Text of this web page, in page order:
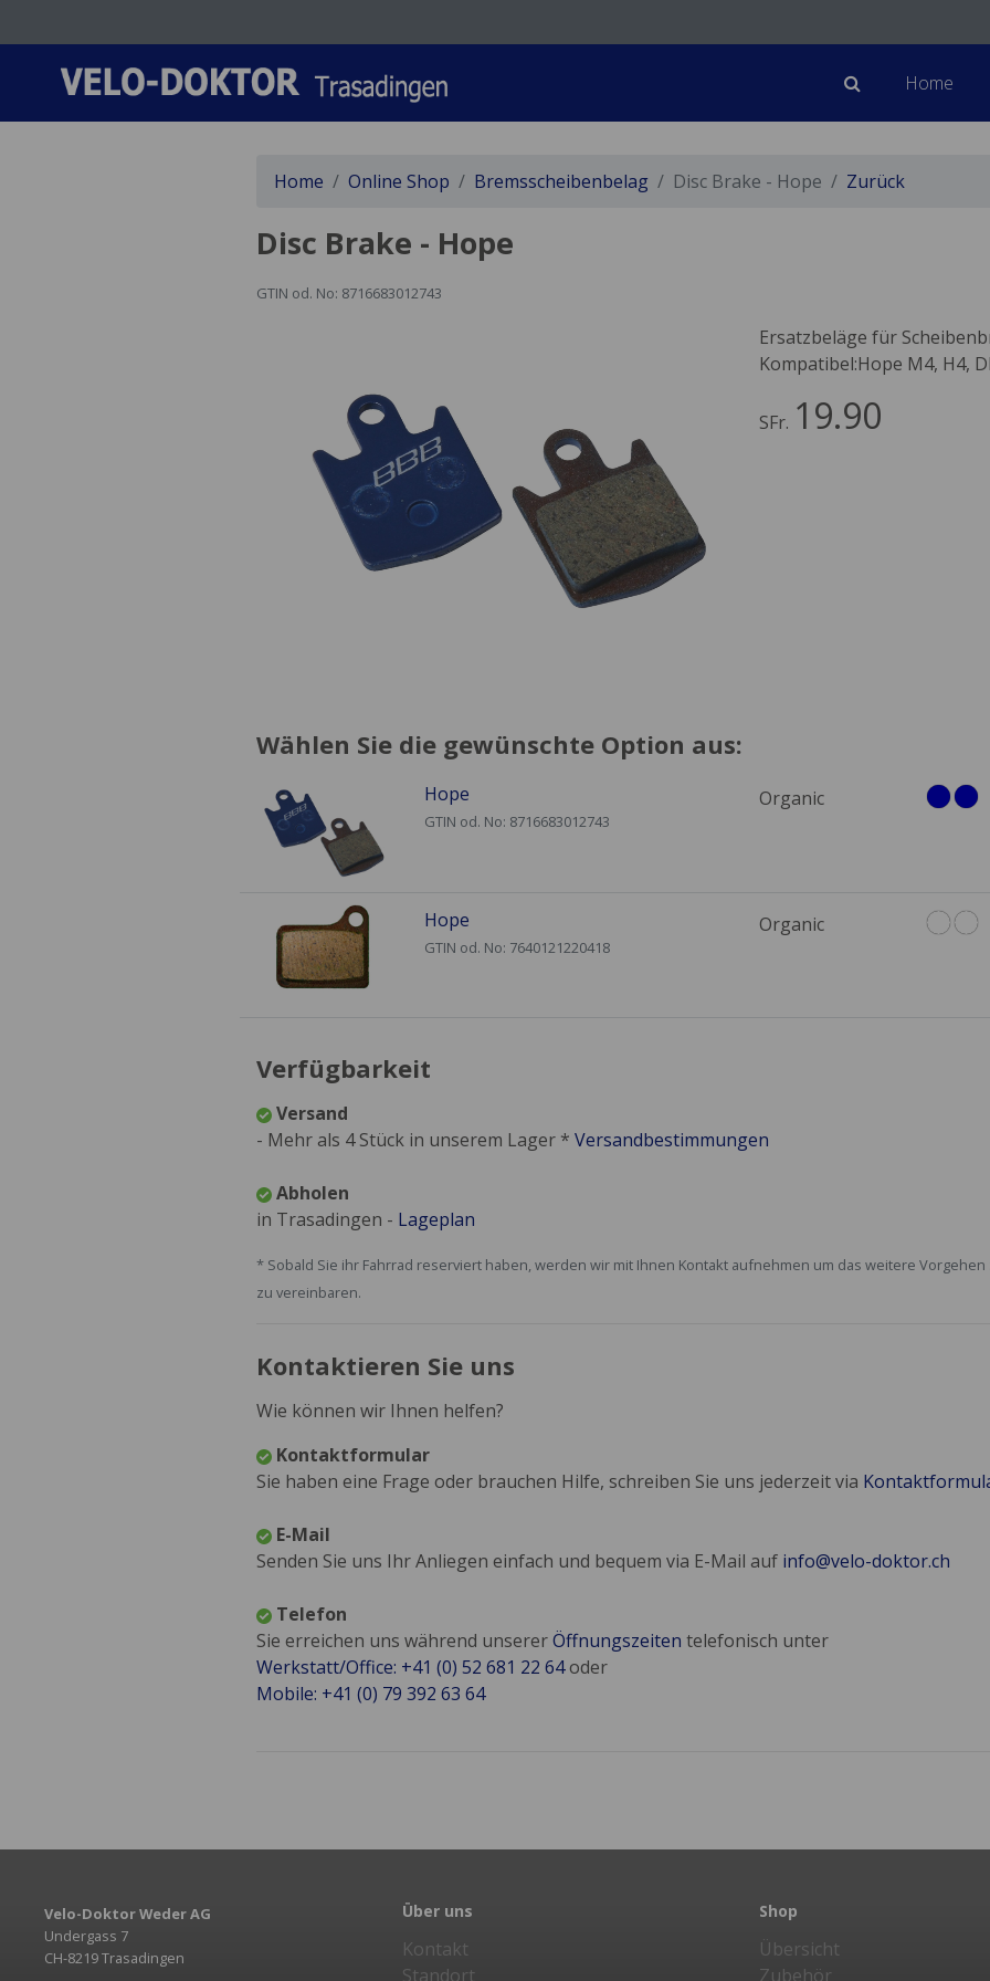
Home
Home Online Shop Bremsscheibenbelag Disc Brake - Hope Zurück
Disc Brake - Hope
GTIN od. No: 8716683012743
Ersatzbeläge für
Kompatibel:Hope M4, H4,
SFr. 19.90
Wählen Sie die gewünschte Option aus:
Hope
GTIN od. No: 8716683012743
Organic
Hope
GTIN od. No: 7640121220418
Organic
Verfügbarkeit
Versand
- Mehr als 4 Stück in unserem Lager * Versandbestimmungen
Abholen
in Trasadingen - Lageplan
* Sobald Sie ihr Fahrrad reserviert haben, werden wir mit Ihnen Kontakt aufnehmen um das weitere
zu vereinbaren.
Kontaktieren Sie uns
Wie können wir Ihnen helfen?
Kontaktformular
Sie haben eine Frage oder brauchen Hilfe, schreiben Sie uns jederzeit via
E-Mail
Senden Sie uns Ihr Anliegen einfach und bequem via E-Mail auf info@velo-doktor.ch
Telefon
Sie erreichen uns während unsererÖffnungszeiten telefonisch unter
Werkstatt/Office: +41 (0) 52 681 22 64oder
Mobile: +41 (0) 79 392 63 64
Velo-Doktor Weder AG
Undergass 7
CH-8219 Trasadingen
Über uns
Kontakt
Standort
Shop
Übersicht
Zubehör